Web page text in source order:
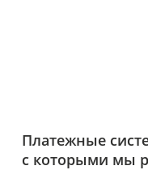
Платежные
с которыми мы